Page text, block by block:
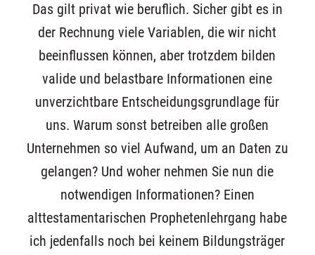
Das gilt privat wie beruflich. Sicher gibt es in
der Rechnung viele Variablen, die wir nicht
beeinflussen können, aber trotzdem bilden
valide und belastbare Informationen eine
unverzichtbare Entscheidungsgrundlage für
uns. Warum sonst betreiben alle großen
Unternehmen so viel Aufwand, um an Daten zu
gelangen? Und woher nehmen Sie nun die
notwendigen Informationen? Einen
alttestamentarischen Prophetenlehrgang habe
ich jedenfalls noch bei keinem Bildungsträger